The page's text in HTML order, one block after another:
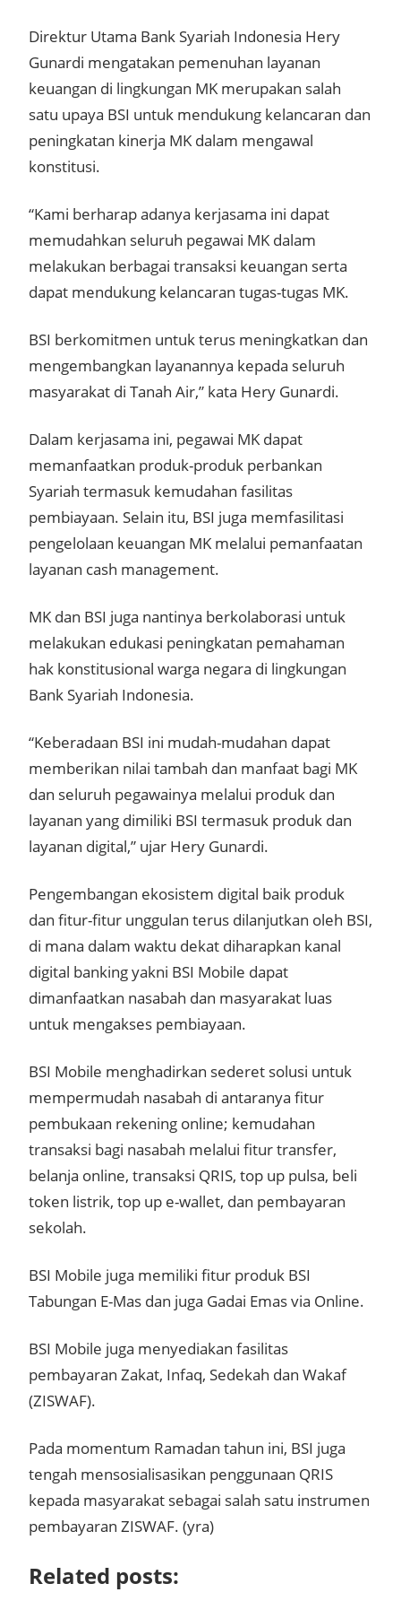
Direktur Utama Bank Syariah Indonesia Hery
Gunardi mengatakan pemenuhan layanan
keuangan di lingkungan MK merupakan salah
satu upaya BSI untuk mendukung kelancaran dan
peningkatan kinerja MK dalam mengawal
konstitusi.
“Kami berharap adanya kerjasama ini dapat
memudahkan seluruh pegawai MK dalam
melakukan berbagai transaksi keuangan serta
dapat mendukung kelancaran tugas-tugas MK.
BSI berkomitmen untuk terus meningkatkan dan
mengembangkan layanannya kepada seluruh
masyarakat di Tanah Air,” kata Hery Gunardi.
Dalam kerjasama ini, pegawai MK dapat
memanfaatkan produk-produk perbankan
Syariah termasuk kemudahan fasilitas
pembiayaan. Selain itu, BSI juga memfasilitasi
pengelolaan keuangan MK melalui pemanfaatan
layanan cash management.
MK dan BSI juga nantinya berkolaborasi untuk
melakukan edukasi peningkatan pemahaman
hak konstitusional warga negara di lingkungan
Bank Syariah Indonesia.
“Keberadaan BSI ini mudah-mudahan dapat
memberikan nilai tambah dan manfaat bagi MK
dan seluruh pegawainya melalui produk dan
layanan yang dimiliki BSI termasuk produk dan
layanan digital,” ujar Hery Gunardi.
Pengembangan ekosistem digital baik produk
dan fitur-fitur unggulan terus dilanjutkan oleh BSI,
di mana dalam waktu dekat diharapkan kanal
digital banking yakni BSI Mobile dapat
dimanfaatkan nasabah dan masyarakat luas
untuk mengakses pembiayaan.
BSI Mobile menghadirkan sederet solusi untuk
mempermudah nasabah di antaranya fitur
pembukaan rekening online; kemudahan
transaksi bagi nasabah melalui fitur transfer,
belanja online, transaksi QRIS, top up pulsa, beli
token listrik, top up e-wallet, dan pembayaran
sekolah.
BSI Mobile juga memiliki fitur produk BSI
Tabungan E-Mas dan juga Gadai Emas via Online.
BSI Mobile juga menyediakan fasilitas
pembayaran Zakat, Infaq, Sedekah dan Wakaf
(ZISWAF).
Pada momentum Ramadan tahun ini, BSI juga
tengah mensosialisasikan penggunaan QRIS
kepada masyarakat sebagai salah satu instrumen
pembayaran ZISWAF. (yra)
Related posts: